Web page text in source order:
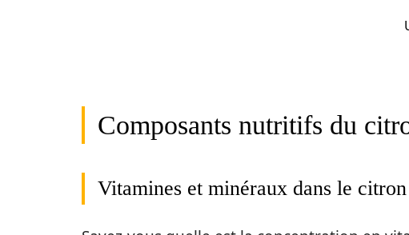
Composants nutritifs du
Vitamines et minéraux dans le